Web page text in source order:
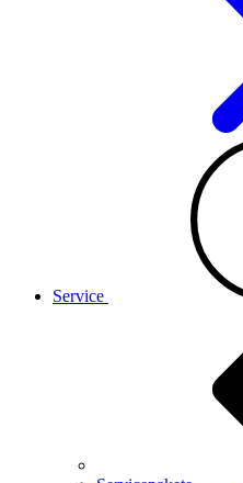
Service